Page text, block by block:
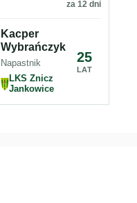
za 12 dni
Kacper
Wybrańczyk
Napastnik
LKS Znicz
Jankowice
25
LAT